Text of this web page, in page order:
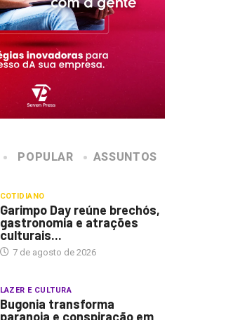
POPULAR ASSUNTOS
COTIDIANO
Garimpo Day reúne brechós,
gastronomia e atrações
culturais...
7 de agosto de 2026
LAZER E CULTURA
Bugonia transforma
paranoia e conspiração em